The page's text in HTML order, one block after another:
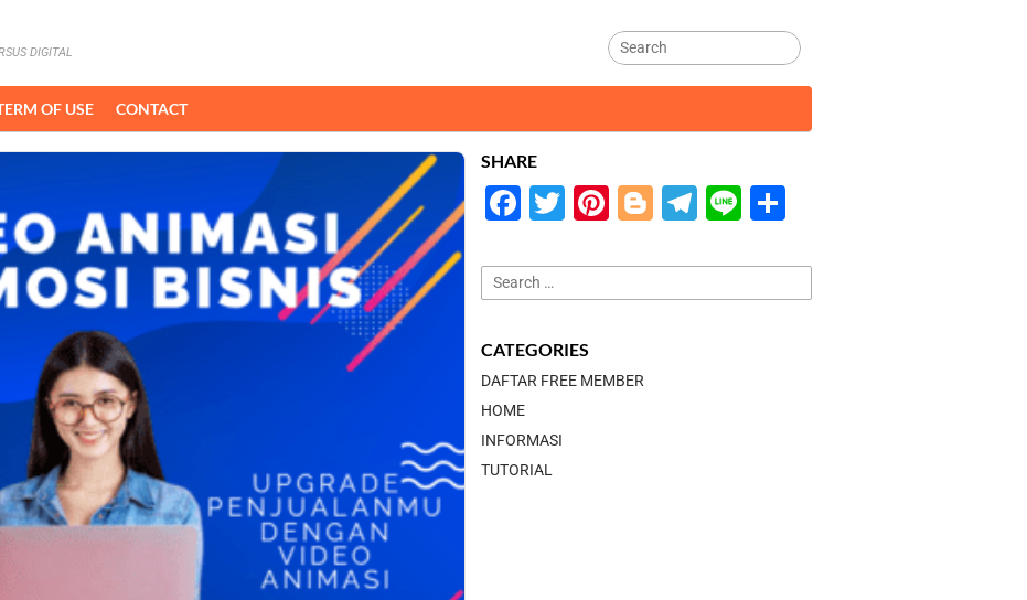
DIGITAL
OF USE CONTACT
SHARE
Facebook
Twitter
Pinterest
Blogger
Telegram
Line
Search
for:
CATEGORIES
DAFTAR FREE MEMBER
HOME
INFORMASI
TUTORIAL